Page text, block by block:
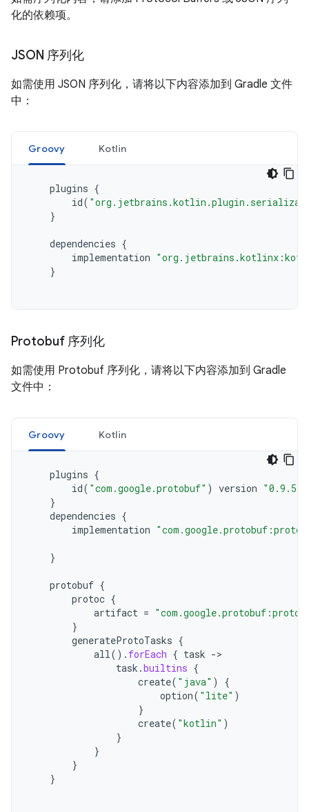
化的依赖项。
JSON 序列化
如需使用 JSON 序列化，请将以下内容添加到 Gradle 文件
中：
Groovy Kotlin
plugins {
id(
}
dependencies {
implementation
}
Protobuf 序列化
如需使用 Protobuf 序列化，请将以下内容添加到 Gradle
文件中：
Groovy Kotlin
plugins {
id( "com.google.protobuf" ) version "0.9.5"
}
dependencies {
implementation
}
protobuf {
protoc {
artifact =
}
generateProtoTasks {
all(). forEach { task ->
task .builtins {
create( "java" )
{
option( "lite" )
}
create( "kotlin" )
}
}
}
}